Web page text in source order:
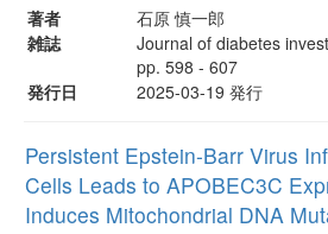
著者
石原 慎一郎
雑誌
Journal of diabetes
pp. 598 - 607
発行日
2025-03-19 発行
Persistent Epstein-Barr Virus
Cells Leads to APOBEC3C
Induces Mitochondrial DNA